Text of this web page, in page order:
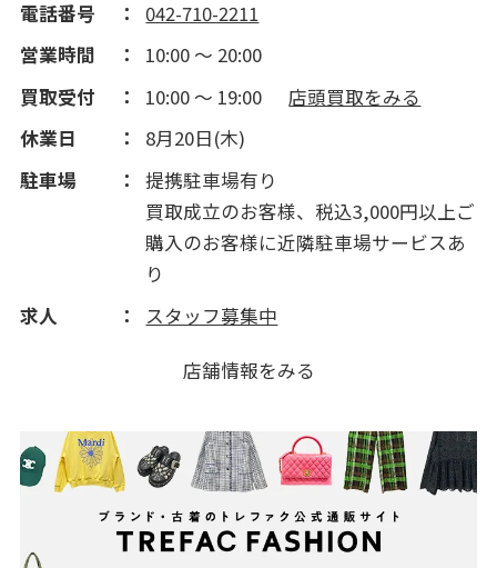
電話番号
042-710-2211
営業時間
10:00 ～ 20:00
買取受付
10:00 ～ 19:00
店頭買取をみる
休業日
8月20日(木)
駐車場
提携駐車場有り
買取成立のお客様、税込3,000円以上ご
購入のお客様に近隣駐車場サービスあ
り
求人
スタッフ募集中
店舗情報をみる